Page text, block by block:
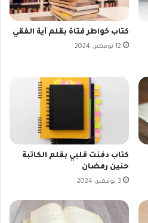
كتاب خواطر فتاة بقلم آية الفقي
12 نوفمبر، 2024
كتاب دفنت قلبي بقلم الكاتبة
حنين رمضان
3 نوفمبر، 2024